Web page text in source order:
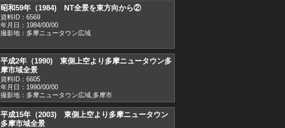
昭和59年（1984) NT全景を東方向から②
資料ID：6569
年月日：1984/00/00
撮影地：多摩ニュータウン広域
平成2年（1990) 東側上空より多摩ニュータウン多
摩市域全景
資料ID：6605
年月日：1990/00/00
撮影地：多摩ニュータウン広域,多摩市
平成15年（2003) 東側上空より多摩ニュータウン
多摩市域全景